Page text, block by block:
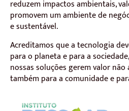
reduzem impactos ambientais,
promovem um ambiente de
e sustentável.
Acreditamos que a tecnologia
para o planeta e para a
nossas soluções gerem valor
também para a comunidade e